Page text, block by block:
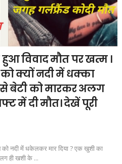
विवाद मौत पर खत्म ।
क्यों नदी में धक्का
से बेटी को मारकर अलग
में दी मौत। देखें पूरी
को नदी में धकेलकर मार दिया ? एक खुशी का
ही खशी के ...